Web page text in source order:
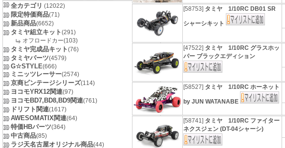
全カテゴリ (12022)
限定特価商品(71)
新品商品(6652)
タミヤ組立キット(291)
オフロードカー(103)
タミヤ完成品キット(76)
タミヤパーツ(4579)
G☆STYLE(666)
ミニッツレーサー(2574)
京商ビンテージシリーズ(114)
ヨコモYRX12関連(97)
ヨコモBD7,BD8,BD9関連(761)
ドリフト関連(1617)
AWESOMATIX関連(64)
特価HBパーツ(364)
中古商品(85)
ラジ天名古屋オリジナル商品(44)
[58753] タミヤ 1/10RC DB01 SR
シャーシキット
[47522] タミヤ 1/10RC グラスホッ
パー ブラックエディション
[58527] タミヤ 1/10RC ホーネット
by JUN WATANABE
[58741] タミヤ 1/10RC ファイター
ネクスジェン (DT-04シャーシ)